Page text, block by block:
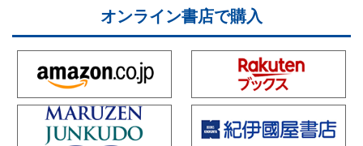
オンライン書店で購入